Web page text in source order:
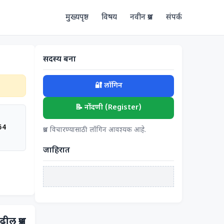
मुख्यपृष्ठ विषय नवीन प्रश्न संपर्क
सदस्य बना
🔐 लॉगिन
📝 नोंदणी (Register)
प्रश्न विचारण्यासाठी लॉगिन आवश्यक आहे.
जाहिरात